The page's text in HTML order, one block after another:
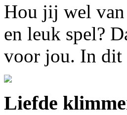
Hou jij wel van
en leuk spel?
voor jou. In dit
Liefde